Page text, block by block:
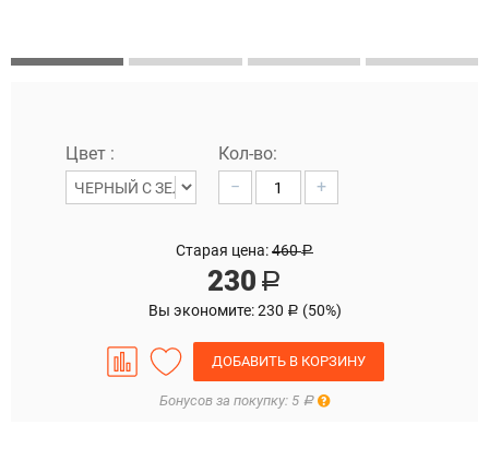
Цвет :
Кол-во:
−
+
Старая цена:460 Р
230 Р
Вы экономите:230 Р (50%)
ДОБАВИТЬ В КОРЗИНУ
Бонусов за покупку: 5 Р Правила